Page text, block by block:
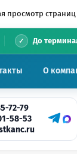
До
О
72-79
58-53